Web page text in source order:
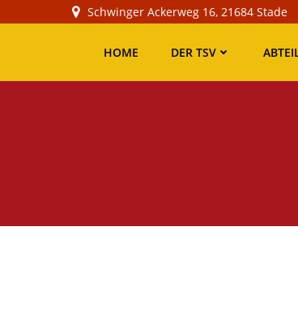
Inhalt
Schwinger Ackerweg 16, 21684 Stade
HOME DER TSV